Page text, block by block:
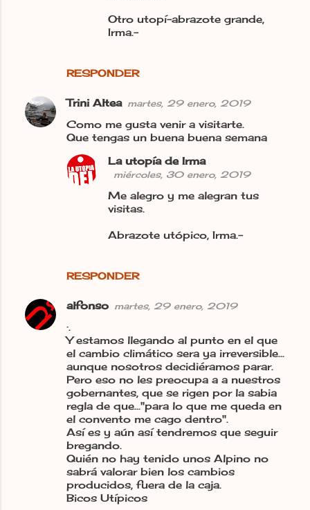
RESPONDER
Otro utopí-abrazote grande,
Irma.-
Trini Altea martes, 29 enero, 2019
Como me gusta venir a visitarte.
Que tengas un buena buena semana
RESPONDER
La utopía de Irma
miércoles, 30 enero, 2019
Me alegro y me alegran tus
visitas.
Abrazote utópico, Irma.-
alfonso martes, 29 enero, 2019
·.
Y estamos llegando al punto en el que
el cambio climático sera ya irreversible...
aunque nosotros decidiéramos parar.
Pero eso no les preocupa a a nuestros
gobernantes, que se rigen por la sabia
regla de que..."para lo que me queda en
el convento me cago dentro".
Así es y aún así tendremos que seguir
bregando.
Quién no hay tenido unos Alpino no
sabrá valorar bien los cambios
producidos, fuera de la caja.
Bicos Utípicos